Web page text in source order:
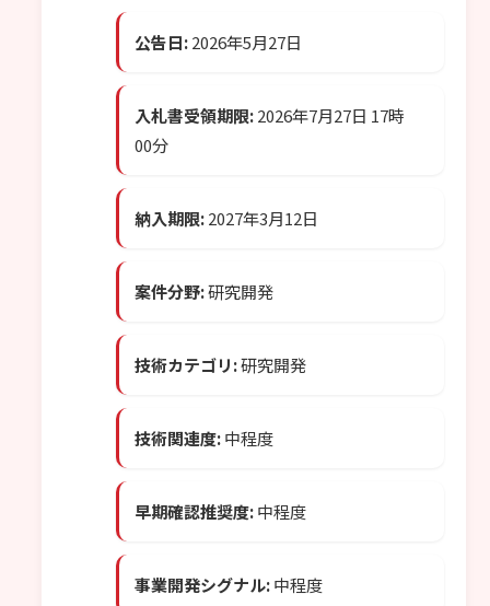
公告日:2026年5月27日
入札書受領期限:2026年7月27日 17時
00分
納入期限:2027年3月12日
案件分野:研究開発
技術カテゴリ:研究開発
技術関連度:中程度
早期確認推奨度:中程度
事業開発シグナル:中程度